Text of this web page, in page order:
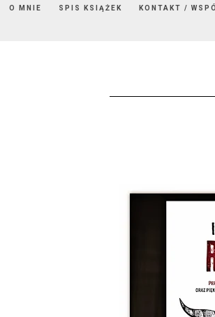
O MNIE SPIS KSIĄŻEK KONTAKT /